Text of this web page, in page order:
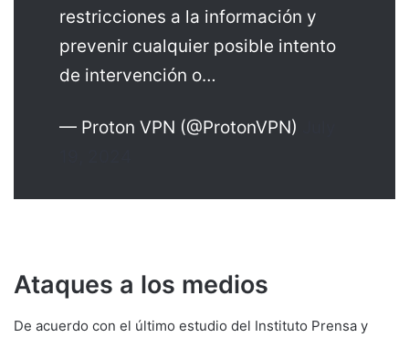
restricciones a la información y
prevenir cualquier posible intento
de intervención o…
— Proton VPN (@ProtonVPN)
Ataques a los medios
De acuerdo con el último estudio del Instituto Prensa y